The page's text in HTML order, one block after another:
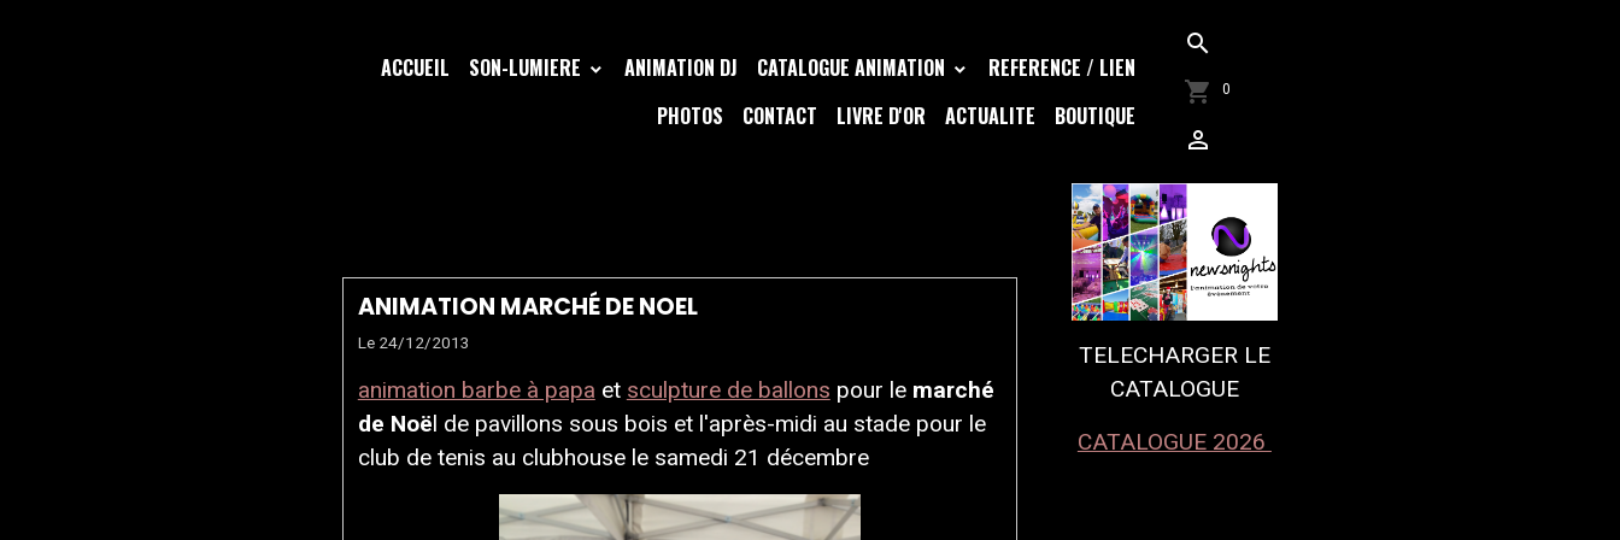
ACCUEIL SON-LUMIERE ANIMATION DJ CATALOGUE ANIMATION
REFERENCE / LIEN
PHOTOS
CONTACT LIVRE D'OR ACTUALITE BOUTIQUE
0
ANIMATION MARCHÉ DE NOEL
Le 24/12/2013
animation barbe à papa et sculpture de ballons pour le marché
de Noël de pavillons sous bois et l'après-midi au stade pour le
club de tenis au clubhouse le samedi 21 décembre
TELECHARGER LE
CATALOGUE
CATALOGUE 2026